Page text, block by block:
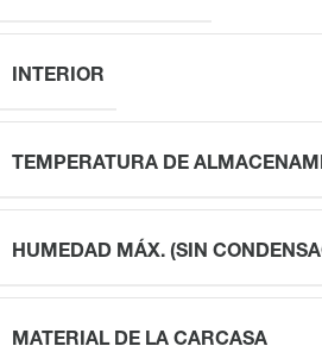
INTERIOR
TEMPERATURA DE
HUMEDAD MÁX. (SIN
MATERIAL DE LA CARCASA